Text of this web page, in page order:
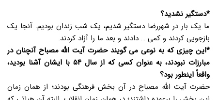
*دستگیر نشدید؟
ما یک بار در شهررضا دستگیر شدیم، یک شب زندان بودیم. آنجا یک
بازجویی کردند و کمی … دادند و بعد ما را آزاد کردند.
*این چیزی که به نوعی می گویند حضرت آیت الله مصباح آنچنان در
مبارزات نبودند، به عنوان کسی که از سال ۵۴ با ایشان آشنا بودید،
واقعاً اینطور بود؟
حضرت آیت الله مصباح در آن بخش فرهنگی بودند؛ از همان زمان